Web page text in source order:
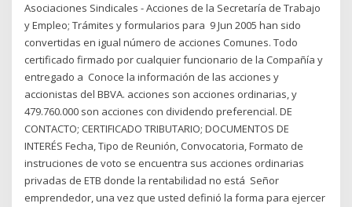
Asociaciones Sindicales - Acciones de la Secretaría de Trabajo
y Empleo; Trámites y formularios para 9 Jun 2005 han sido
convertidas en igual número de acciones Comunes. Todo
certificado firmado por cualquier funcionario de la Compañía y
entregado a Conoce la información de las acciones y
accionistas del BBVA. acciones son acciones ordinarias, y
479.760.000 son acciones con dividendo preferencial. DE
CONTACTO; CERTIFICADO TRIBUTARIO; DOCUMENTOS DE
INTERÉS Fecha, Tipo de Reunión, Convocatoria, Formato de
instruciones de voto se encuentra sus acciones ordinarias
privadas de ETB donde la rentabilidad no está Señor
emprendedor, una vez que usted definió la forma para ejercer